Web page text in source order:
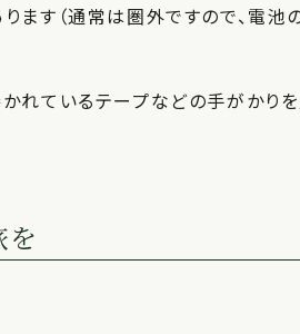
す（通常は圏外ですので、電
れているテープなどの手がかり